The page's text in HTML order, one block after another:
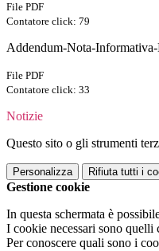
File PDF
Contatore click: 79
Addendum-Nota-
File PDF
Contatore click: 33
Notizie
Questo sito o gli strumenti
Personalizza Rifiuta tutti i
Gestione cookie
In questa schermata è
I cookie necessari sono
Per conoscere quali sono i